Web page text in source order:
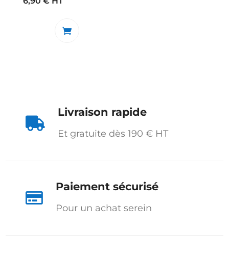

Livraison rapide
Et gratuite dès 190 € HT

Paiement sécurisé
Pour un achat serein